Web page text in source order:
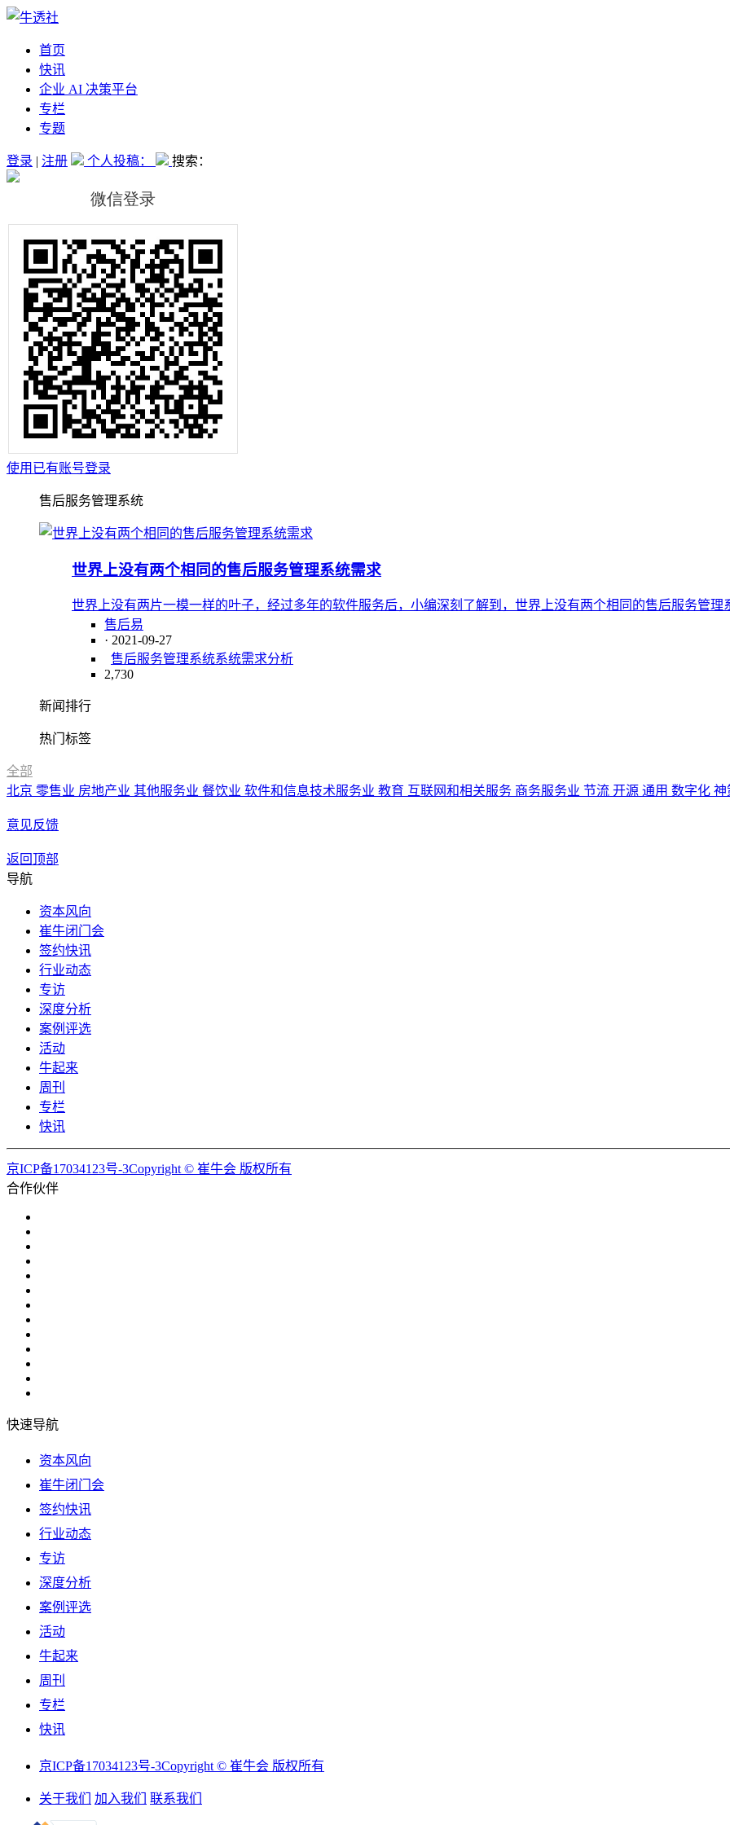
首页
快讯
企业 AI 决策平台
专栏
专题
登录 | 注册 个人投稿： 搜索：
使用已有账号登录
售后服务管理系统
世界上没有两个相同的售后服务管理系统需求
世界上没有两片一模一样的叶子，经过多年的软件服务后，小编深刻了解到，世界上没有两个相同的售后服务管
售后易
· 2021-09-27
售后服务管理系统系统需求分析
2,730
新闻排行
热门标签
全部
北京 零售业 房地产业 其他服务业 餐饮业 软件和信息技术服务业 教育 互联网和相关服务 商务服务业 节流 开源 通用 数字化 神
意见反馈
返回顶部
导航
资本风向
崔牛闭门会
签约快讯
行业动态
专访
深度分析
案例评选
活动
牛起来
周刊
专栏
快讯
京ICP备17034123号-3Copyright © 崔牛会 版权所有
合作伙伴
快速导航
资本风向
崔牛闭门会
签约快讯
行业动态
专访
深度分析
案例评选
活动
牛起来
周刊
专栏
快讯
京ICP备17034123号-3Copyright © 崔牛会 版权所有
关于我们 加入我们 联系我们